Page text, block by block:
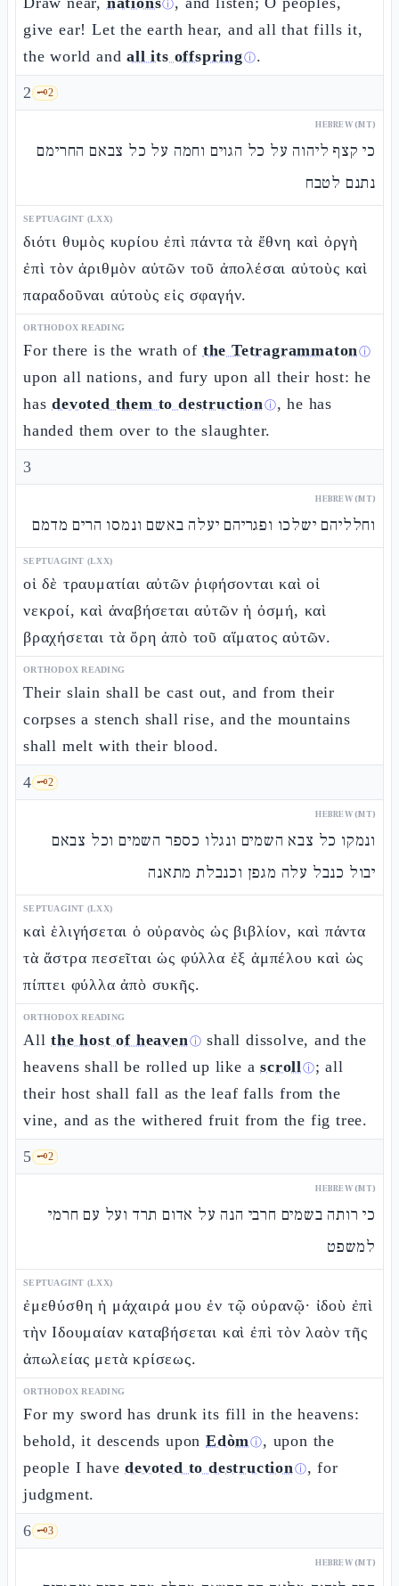
ⓘ
give ear! Let the earth hear, and all that fills it,
the world andall its offspringⓘ.
2 🗝️2
HEBREW (MT)
כי קצף ליהוה על כל הגוים וחמה על כל צבאם החרימם
נתנם לטבח
SEPTUAGINT (LXX)
διότι θυμὸς κυρίου ἐπὶ πάντα τὰ ἔθνη καὶ ὀργὴ
ἐπὶ τὸν ἀριθμὸν αὐτῶν τοῦ ἀπολέσαι αὐτοὺς καὶ
παραδοῦναι αὐτοὺς εἰς σφαγήν.
ORTHODOX READING
For there is the wrath of the Tetragrammatonⓘ
upon all nations, and fury upon all their host: he
hasdevoted them to destructionⓘ, he has
handed them over to the slaughter.
3
HEBREW (MT)
וחלליהם ישלכו ופגריהם יעלה באשם ונמסו הרים מדמם
SEPTUAGINT (LXX)
οἱ δὲ τραυματίαι αὐτῶν ῥιφήσονται καὶ οἱ
νεκροί, καὶ ἀναβήσεται αὐτῶν ἡ ὀσμή, καὶ
βραχήσεται τὰ ὄρη ἀπὸ τοῦ αἵματος αὐτῶν.
ORTHODOX READING
Their slain shall be cast out, and from their
corpses a stench shall rise, and the mountains
shall melt with their blood.
4 🗝️2
HEBREW (MT)
ונמקו כל צבא השמים ונגלו כספר השמים וכל צבאם
יבול כנבל עלה מגפן וכנבלת מתאנה
SEPTUAGINT (LXX)
καὶ ἑλιγήσεται ὁ οὐρανὸς ὡς βιβλίον, καὶ πάντα
τὰ ἄστρα πεσεῖται ὡς φύλλα ἐξ ἀμπέλου καὶ ὡς
πίπτει φύλλα ἀπὸ συκῆς.
ORTHODOX READING
Allthe host of heavenⓘ shall dissolve, and the
heavens shall be rolled up like ascrollⓘ; all
their host shall fall as the leaf falls from the
vine, and as the withered fruit from the fig tree.
5 🗝️2
HEBREW (MT)
כי רותה בשמים חרבי הנה על אדום תרד ועל עם חרמי
למשפט
SEPTUAGINT (LXX)
ἐμεθύσθη ἡ μάχαιρά μου ἐν τῷ οὐρανῷ· ἰδοὺ ἐπὶ
τὴν Ιδουμαίαν καταβήσεται καὶ ἐπὶ τὸν λαὸν τῆς
ἀπωλείας μετὰ κρίσεως.
ORTHODOX READING
For my sword has drunk its fill in the heavens:
behold, it descends uponEdòmⓘ, upon the
people I havedevoted to destructionⓘ, for
judgment.
6 🗝️3
HEBREW (MT)